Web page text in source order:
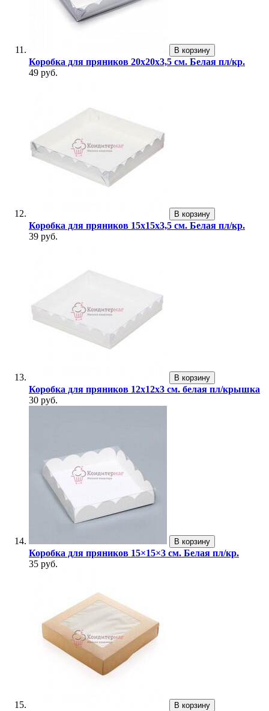
В корзину
Коробка для пряников 20х20х3,5 см. Белая пл/кр.
49 руб.
В корзину
Коробка для пряников 15х15х3,5 см. Белая пл/кр.
39 руб.
В корзину
Коробка для пряников 12х12х3 см. белая пл/крышка
30 руб.
В корзину
Коробка для пряников 15×15×3 см. Белая пл/кр.
35 руб.
В корзину